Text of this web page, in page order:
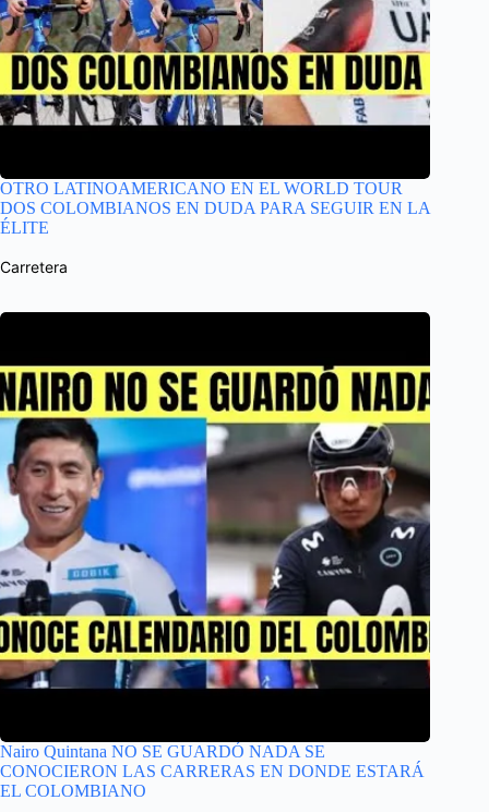
OTRO LATINOAMERICANO EN EL WORLD TOUR
DOS COLOMBIANOS EN DUDA PARA SEGUIR EN LA
ÉLITE
Carretera
Nairo Quintana NO SE GUARDÓ NADA SE
CONOCIERON LAS CARRERAS EN DONDE ESTARÁ
EL COLOMBIANO